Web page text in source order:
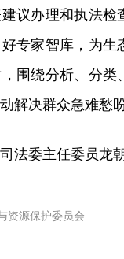
议办理和执法
专家智库，为
围绕分析、分
解决群众急难愁盼
法委主任委员龙
资源保护委员会